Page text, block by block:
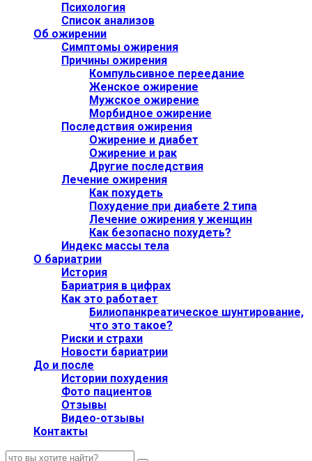
Психология
Список анализов
Об ожирении
Симптомы ожирения
Причины ожирения
Компульсивное переедание
Женское ожирение
Мужское ожирение
Морбидное ожирение
Последствия ожирения
Ожирение и диабет
Ожирение и рак
Другие последствия
Лечение ожирения
Как похудеть
Похудение при диабете 2 типа
Лечение ожирения у женщин
Как безопасно похудеть?
Индекс массы тела
О бариатрии
История
Бариатрия в цифрах
Как это работает
Билиопанкреатическое шунтирование,
что это такое?
Риски и страхи
Новости бариатрии
До и после
Истории похудения
Фото пациентов
Отзывы
Видео-отзывы
Контакты